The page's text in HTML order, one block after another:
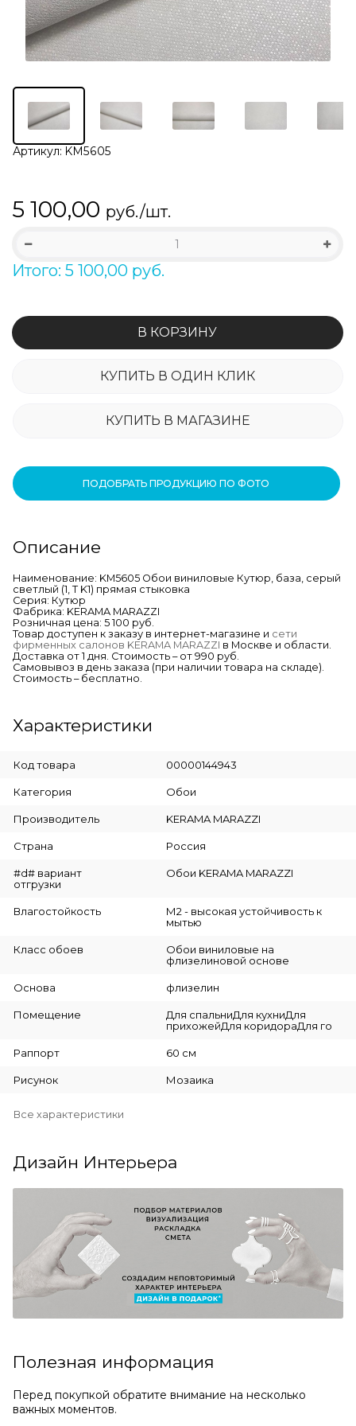
Артикул: KM5605
5 100,00 руб./шт.
Итого: 5 100,00 руб.
В КОРЗИНУ
КУПИТЬ В ОДИН КЛИК
КУПИТЬ В МАГАЗИНЕ
ПОДОБРАТЬ ПРОДУКЦИЮ ПО ФОТО
Описание
Наименование: KM5605 Обои виниловые Кутюр, база, серый
светлый (1, Т K1) прямая стыковка
Серия: Кутюр
Фабрика: KERAMA MARAZZI
Розничная цена: 5 100 руб.
Товар доступен к заказу в интернет-магазине и сети
фирменных салонов KERAMA MARAZZI в Москве и области.
Доставка от 1 дня. Стоимость – от 990 руб.
Самовывоз в день заказа (при наличии товара на складе).
Стоимость – бесплатно.
Характеристики
Код товара 00000144943
Категория Обои
Производитель KERAMA MARAZZI
Страна Россия
#d# вариант
отгрузки
Обои KERAMA MARAZZI
Влагостойкость
М2 - высокая устойчивость к
мытью
Класс обоев
Обои виниловые на
флизелиновой основе
Основа флизелин
Помещение
Для спальниДля кухниДля
прихожейДля коридораДля го
Раппорт 60 см
Рисунок Мозаика
Все характеристики
Дизайн Интерьера
Полезная информация
Перед покупкой обратите внимание на несколько
важных моментов.